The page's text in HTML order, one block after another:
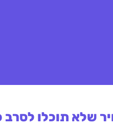
שלא תוכלו לסרב